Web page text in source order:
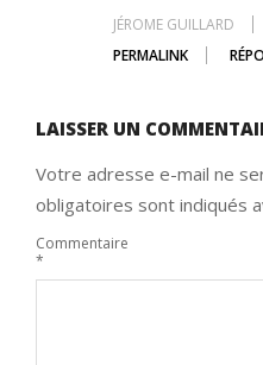
JÉROME GUILLARD
PERMALINK
LAISSER UN
Votre adresse e-mail ne
obligatoires sont indiqués
Commentaire
*